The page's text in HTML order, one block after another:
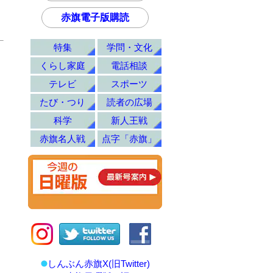
赤旗電子版購読
特集
学問・文化
くらし家庭
電話相談
テレビ
スポーツ
たび・つり
読者の広場
科学
新人王戦
赤旗名人戦
点字「赤旗」
しんぶん赤旗X(旧Twitter)